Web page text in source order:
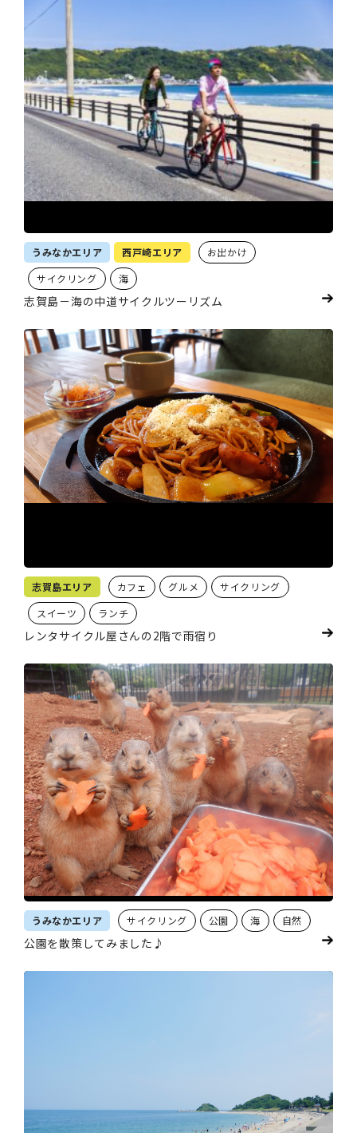
うみなかエリア 西戸崎エリア
お出かけ
サイクリング
海
志賀島－海の中道サイクルツーリズム
志賀島エリア カフェ グルメ
サイクリング
スイーツ
ランチ
レンタサイクル屋さんの2階で雨宿り
うみなかエリア サイクリング 公園 海 自然
公園を散策してみました♪